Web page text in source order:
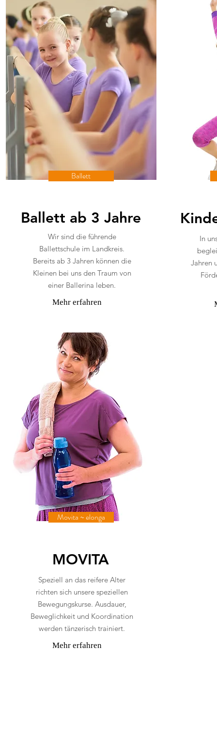
Ballett
Ballett ab 3 Jahre
Wir sind die führende
Ballettschule im Landkreis.
Bereits ab 3 Jahren können die
Kleinen bei uns den Traum von
einer Ballerina leben.
Mehr erfahren
In
Jahren
Movita ~ elonga
MOVITA
Speziell an das reifere Alter
richten sich unsere speziellen
Bewegungskurse. Ausdauer,
Beweglichkeit und Koordination
werden tänzerisch trainiert.
Mehr erfahren